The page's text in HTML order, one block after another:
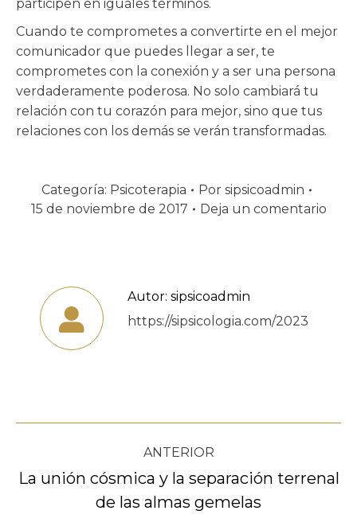
participen en iguales términos.
Cuando te comprometes a convertirte en el mejor
comunicador que puedes llegar a ser, te
comprometes con la conexión y a ser una persona
verdaderamente poderosa. No solo cambiará tu
relación con tu corazón para mejor, sino que tus
relaciones con los demás se verán transformadas.
Categoría: Psicoterapia Por sipsicoadmin
15 de noviembre de 2017
Deja un comentario
Autor: sipsicoadmin
https://sipsicologia.com/2023
Navegación
entre
publicaciones
ANTERIOR
Publicación
anterior:
La unión cósmica y la separación terrenal
de las almas gemelas